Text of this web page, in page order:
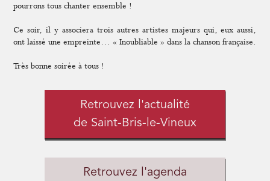
pourrons tous chanter ensemble !
Ce soir, il y associera trois autres artistes majeurs qui, eux aussi,
ont laissé une empreinte… « Inoubliable » dans la chanson française.
Très bonne soirée à tous !
Retrouvez l'actualité
de Saint-Bris-le-Vineux
Retrouvez l'agenda